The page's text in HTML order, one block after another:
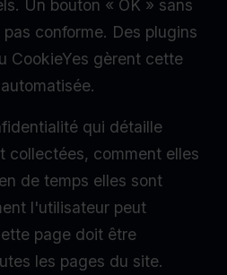
Un bouton « OK » sans
conforme. Des plugins
CookieYes gèrent cette
qui détaille
collectées, comment elles
de temps elles sont
l'utilisateur peut
page doit être
les pages du site.